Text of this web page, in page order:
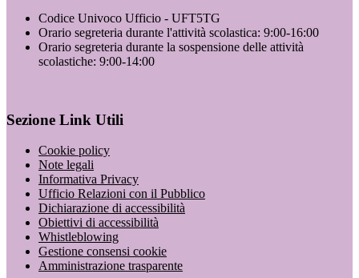
Codice Univoco Ufficio - UFT5TG
Orario segreteria durante l'attività scolastica: 9:00-16:00
Orario segreteria durante la sospensione delle attività
scolastiche: 9:00-14:00
Sezione Link Utili
Cookie policy
Note legali
Informativa Privacy
Ufficio Relazioni con il Pubblico
Dichiarazione di accessibilità
Obiettivi di accessibilità
Whistleblowing
Gestione consensi cookie
Amministrazione trasparente